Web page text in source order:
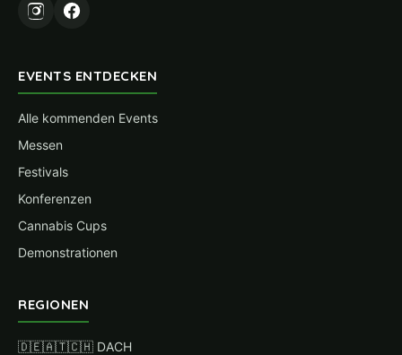
EVENTS ENTDECKEN
Alle kommenden Events
Messen
Festivals
Konferenzen
Cannabis Cups
Demonstrationen
REGIONEN
🇩🇪🇦🇹🇨🇭 DACH